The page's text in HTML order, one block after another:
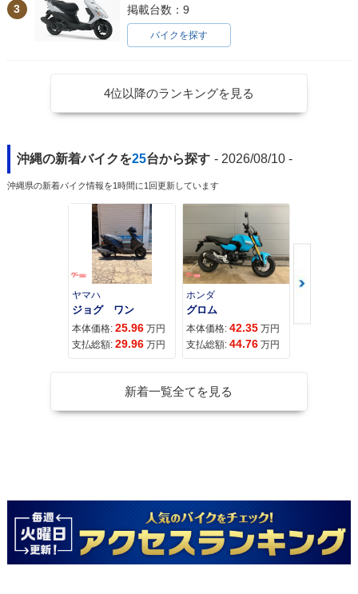
3
掲載台数：9
バイクを探す
4位以降のランキングを見る
沖縄の新着バイクを25台から探す - 2026/08/10 -
沖縄県の新着バイク情報を1時間に1回更新しています
ヤマハ
ジョグ ワン
本体価格: 25.96 万円
支払総額: 29.96 万円
ホンダ
グロム
本体価格: 42.35 万円
支払総額: 44.76 万円
新着一覧全てを見る